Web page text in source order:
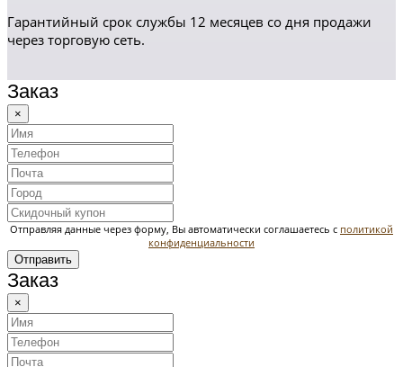
Гарантийный срок службы 12 месяцев со дня продажи
через торговую сеть.
Заказ
×
Отправляя данные через форму, Вы автоматически соглашаетесь с политикой
конфиденциальности
Отправить
Заказ
×